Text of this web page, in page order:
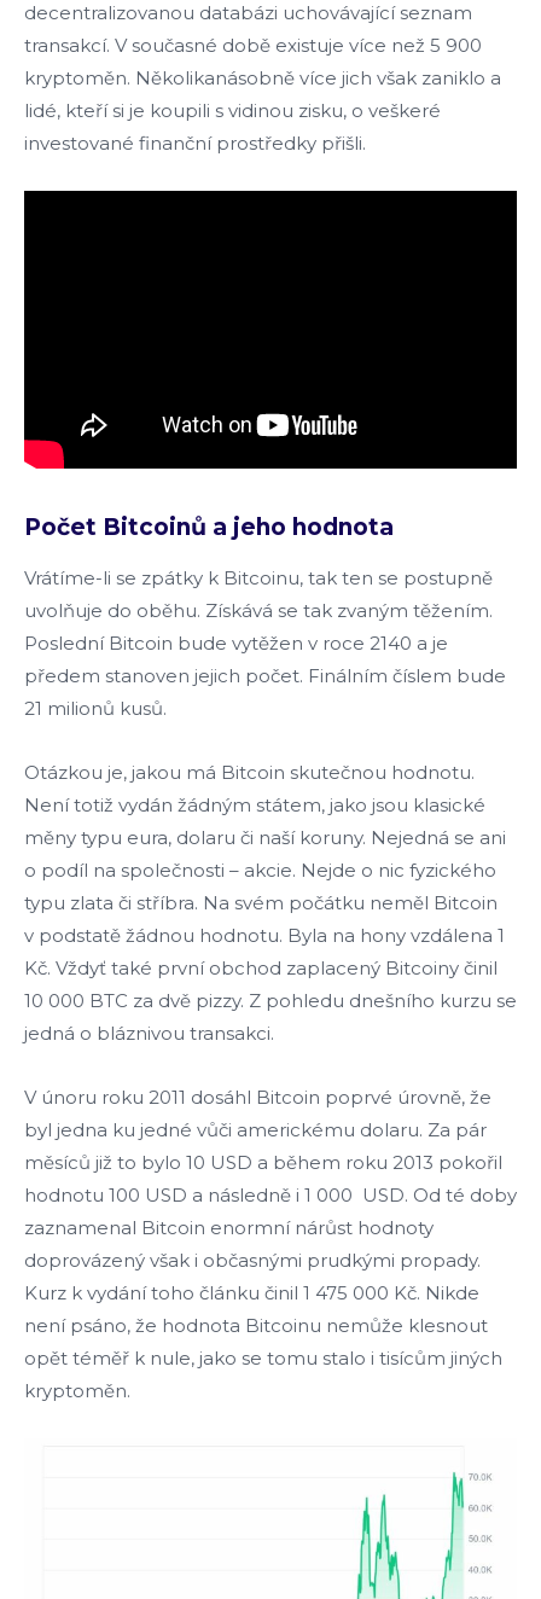
decentralizovanou databázi uchovávající seznam
transakcí. V současné době existuje více než 5 900
kryptoměn. Několikanásobně více jich však zaniklo a
lidé, kteří si je koupili s vidinou zisku, o veškeré
investované finanční prostředky přišli.
Počet Bitcoinů a jeho hodnota
Vrátíme-li se zpátky k Bitcoinu, tak ten se postupně
uvolňuje do oběhu. Získává se tak zvaným těžením.
Poslední Bitcoin bude vytěžen v roce 2140 a je
předem stanoven jejich počet. Finálním číslem bude
21 milionů kusů.
Otázkou je, jakou má Bitcoin skutečnou hodnotu.
Není totiž vydán žádným státem, jako jsou klasické
měny typu eura, dolaru či naší koruny. Nejedná se ani
o podíl na společnosti – akcie. Nejde o nic fyzického
typu zlata či stříbra. Na svém počátku neměl Bitcoin
v podstatě žádnou hodnotu. Byla na hony vzdálena 1
Kč. Vždyť také první obchod zaplacený Bitcoiny činil
10 000 BTC za dvě pizzy. Z pohledu dnešního kurzu se
jedná o bláznivou transakci.
V únoru roku 2011 dosáhl Bitcoin poprvé úrovně, že
byl jedna ku jedné vůči americkému dolaru. Za pár
měsíců již to bylo 10 USD a během roku 2013 pokořil
hodnotu 100 USD a následně i 1 000 USD. Od té doby
zaznamenal Bitcoin enormní nárůst hodnoty
doprovázený však i občasnými prudkými propady.
Kurz k vydání toho článku činil 1 475 000 Kč. Nikde
není psáno, že hodnota Bitcoinu nemůže klesnout
opět téměř k nule, jako se tomu stalo i tisícům jiných
kryptoměn.